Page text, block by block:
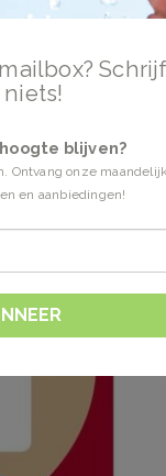
blijven?
Ontvang onze
en aanbiedingen!